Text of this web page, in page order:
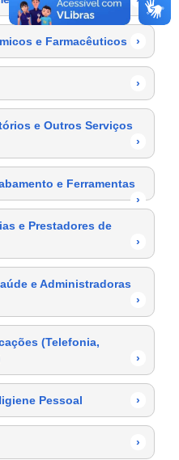
e Farmacêuticos ›
›
e Outros Serviços
›
e Ferramentas
›
e Prestadores de
›
e Administradoras
›
(Telefonia,
›
Pessoal ›
›